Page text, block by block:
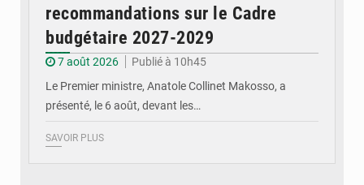
recommandations sur le Cadre
budgétaire 2027-2029
7 août 2026
Publié à 10h45
Le Premier ministre, Anatole Collinet Makosso, a
présenté, le 6 août, devant les…
SAVOIR PLUS